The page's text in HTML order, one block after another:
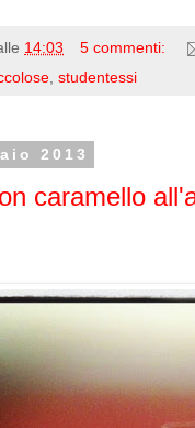
14:03
5 commenti:
, studentessi
2013
caramello